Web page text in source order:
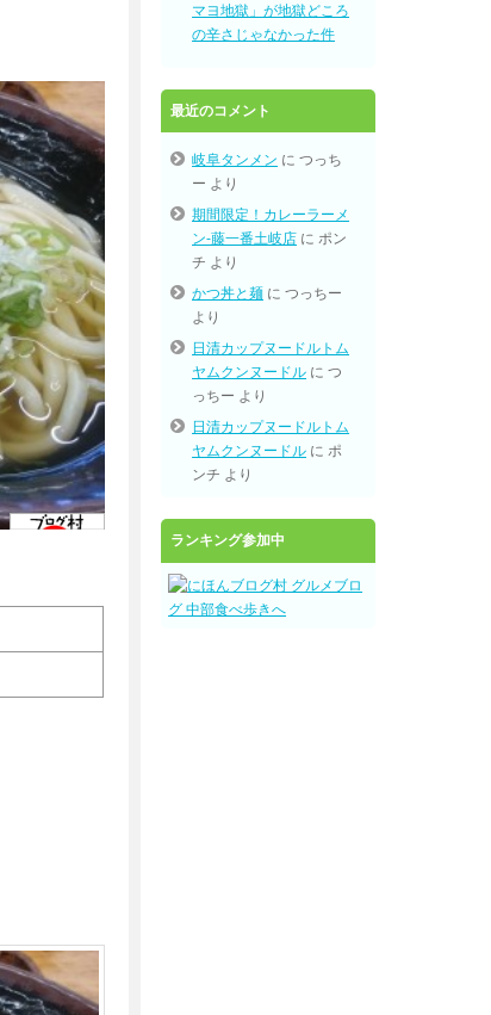
マヨ地獄」が地獄どころ
の辛さじゃなかった件
最近のコメント
岐阜タンメン につっち
ー より
期間限定！カレーラーメ
ン-藤一番土岐店 にポン
チ より
かつ丼と麺 につっちー
より
日清カップヌードルトム
ヤムクンヌードル につ
っちー より
日清カップヌードルトム
ヤムクンヌードル にポ
ンチ より
ランキング参加中